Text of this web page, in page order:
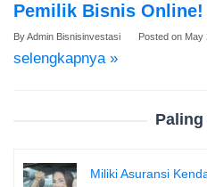
Pemilik Bisnis Online!
ByAdmin Bisnisinvestasi Posted on May
selengkapnya »
Paling
Miliki Asuransi